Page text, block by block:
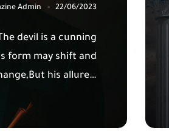
Admin 22/06/2023
devil is a cunning
form may shift and
his allure…